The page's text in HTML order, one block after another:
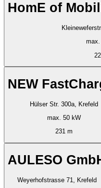
HomE of
NEW
Hülser Str. 300a, Krefeld
max. 50 kW
231 m
AULESO
Weyerhofstrasse 71, Krefeld